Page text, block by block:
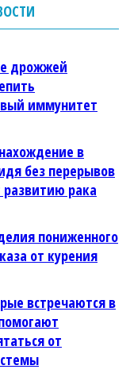
дрожжей
иммунитет
в
без перерывов
развитию рака
пониженного
от курения
встречаются в
от